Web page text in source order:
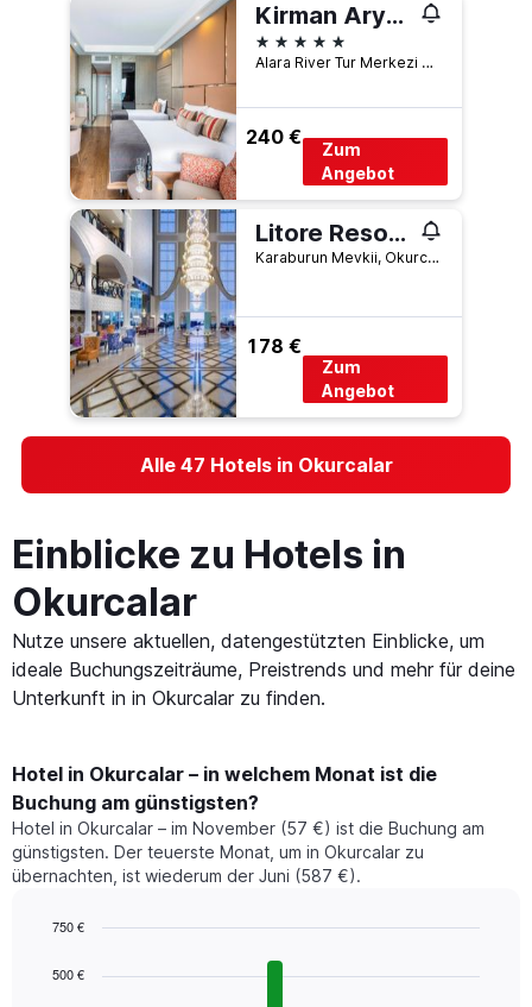
Kirman Arycanda De Luxe
5 Sterne
Alara River Tur Merkezi Karaburun Mevkii, Okurcalar, Türkei
240 €
Zum
Angebot
Litore Resort Hotel & Spa
Karaburun Mevkii, Okurcalar, Türkei
178 €
Zum
Angebot
Alle 47 Hotels in Okurcalar
Einblicke zu Hotels in
Okurcalar
Nutze unsere aktuellen, datengestützten Einblicke, um
ideale Buchungszeiträume, Preistrends und mehr für deine
Unterkunft in in Okurcalar zu finden.
Hotel in Okurcalar – in welchem Monat ist die
Buchung am günstigsten?
Hotel in Okurcalar – im November (57 €) ist die Buchung am
günstigsten. Der teuerste Monat, um in Okurcalar zu
übernachten, ist wiederum der Juni (587 €).
chart
graphic.
500 €
750 €